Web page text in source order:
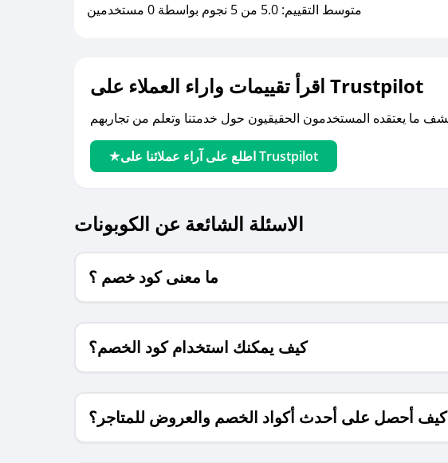
متوسط التقييم: 5.0 من 5 نجوم بواسطة 0 مستخدمين
اقرأ تقييمات واراء العملاء على Trustpilot
اطلع على آراء عملائنا على Trustpilot
الاسئلة الشائعة عن الكوبونات
ما معنى كود خصم ؟
كيف يمكنك استخدام كود الخصم؟
كيف أحصل على أحدث أكواد الخصم والعروض للمتاجر؟